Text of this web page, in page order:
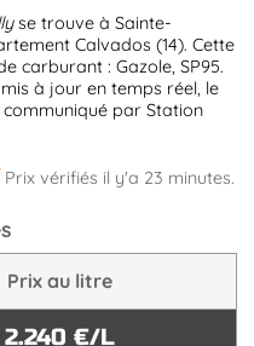
se trouve à Sainte-
Calvados (14). Cette
carburant : Gazole, SP95.
à jour en temps réel, le
par Station
Prix vérifiés il y'a 23 minutes.
Prix au litre
2.240 €/L